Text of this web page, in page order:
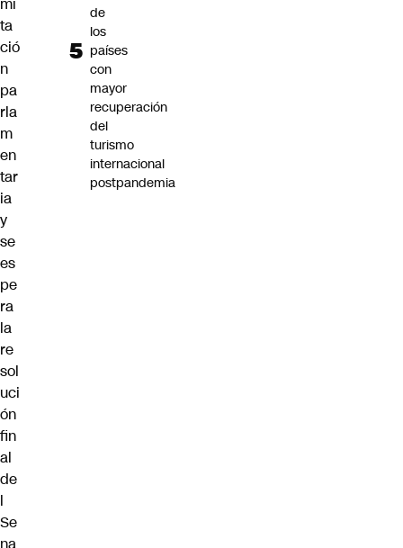
ta
ció
n
pa
rla
m
en
tar
ia
y
se
es
pe
ra
la
re
sol
uci
ón
fin
al
de
l
Se
de
los
países
con
mayor
recuperación
del
turismo
internacional
postpandemia